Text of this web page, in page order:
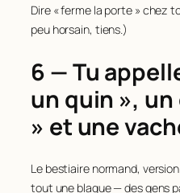
Dire « ferme la porte » chez
peu horsain, tiens.)
6 — Tu
un quin »,
» et une
Le bestiaire normand,
tout une blague — des gens